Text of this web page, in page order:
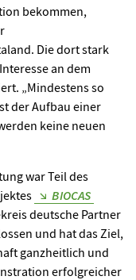
bekommen,
Die dort stark
an dem
„Mindestens so
der Aufbau einer
keine neuen
war Teil des
BIOCAS
deutsche Partner
und hat das Ziel,
ganzheitlich und
erfolgreicher